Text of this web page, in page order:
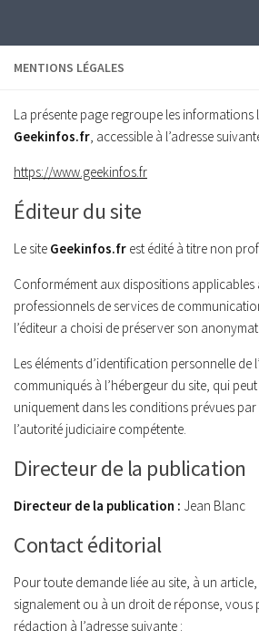
MENTIONS LÉGALES
La présente page regroupe les informations
Geekinfos.fr, accessible à l’adresse
https://www.geekinfos.fr
Éditeur du site
Le site Geekinfos.fr est édité à titre non
Conformément aux dispositions applicables
professionnels de services de
l’éditeur a choisi de préserver son
Les éléments d’identification personnelle de
communiqués à l’hébergeur du site, qui
uniquement dans les conditions prévues
l’autorité judiciaire compétente.
Directeur de la publication
Directeur de la publication : Jean Blanc
Contact éditorial
Pour toute demande liée au site, à un
signalement ou à un droit de réponse,
rédaction à l’adresse suivante :